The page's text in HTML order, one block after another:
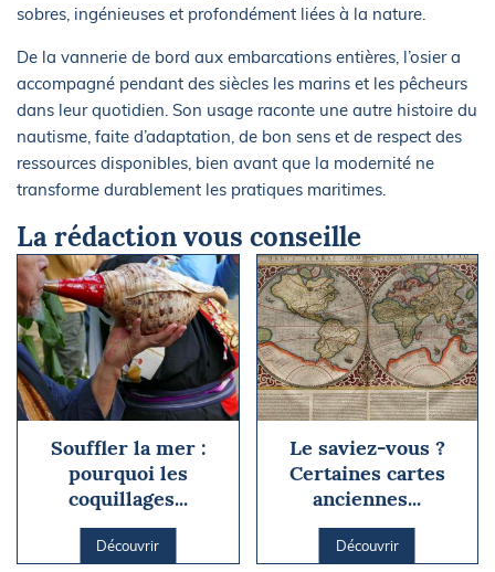
sobres, ingénieuses et profondément liées à la nature.
De la vannerie de bord aux embarcations entières, l’osier a
accompagné pendant des siècles les marins et les pêcheurs
dans leur quotidien. Son usage raconte une autre histoire du
nautisme, faite d’adaptation, de bon sens et de respect des
ressources disponibles, bien avant que la modernité ne
transforme durablement les pratiques maritimes.
La rédaction vous conseille
Souffler la mer :
pourquoi les
coquillages...
Découvrir
Le saviez-vous ?
Certaines cartes
anciennes...
Découvrir